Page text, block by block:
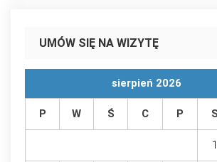
UMÓW SIĘ NA WIZYTĘ
sierpień 2026
P W Ś C P S
1